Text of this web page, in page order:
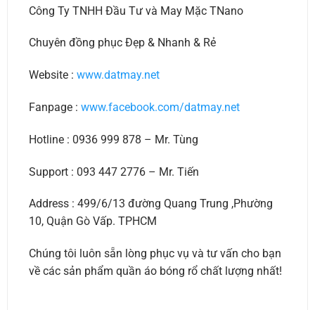
Công Ty TNHH Đầu Tư và May Mặc TNano
Chuyên đồng phục Đẹp & Nhanh & Rẻ
Website : www.datmay.net
Fanpage : www.facebook.com/datmay.net
Hotline : 0936 999 878 – Mr. Tùng
Support : 093 447 2776 – Mr. Tiến
Address : 499/6/13 đường Quang Trung ,Phường
10, Quận Gò Vấp. TPHCM
Chúng tôi luôn sẵn lòng phục vụ và tư vấn cho bạn
về các sản phẩm quần áo bóng rổ chất lượng nhất!